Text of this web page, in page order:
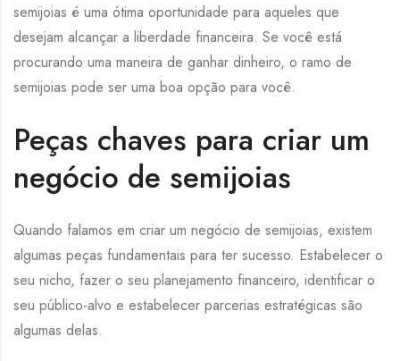
semijoias é uma ótima oportunidade para aqueles que
desejam alcançar a liberdade financeira. Se você está
procurando uma maneira de ganhar dinheiro, o ramo de
semijoias pode ser uma boa opção para você.
Peças chaves para criar um
negócio de semijoias
Quando falamos em criar um negócio de semijoias, existem
algumas peças fundamentais para ter sucesso. Estabelecer o
seu nicho, fazer o seu planejamento financeiro, identificar o
seu público-alvo e estabelecer parcerias estratégicas são
algumas delas.